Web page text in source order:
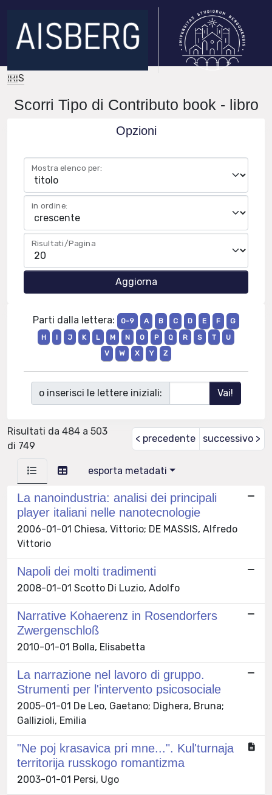
IRIS
Scorri Tipo di Contributo book - libro
Opzioni
Mostra elenco per:
in ordine:
Risultati/Pagina
Parti dalla lettera: 0-9 A B C D E F
G
H
I J K L M N O P Q R S T
U
V
W X Y Z
o inserisci le lettere iniziali:
Risultati da 484 a 503
di 749
< precedente successivo >
esporta metadati
La nanoindustria: analisi dei principali
player italiani nelle nanotecnologie
2006-01-01 Chiesa, Vittorio; DE MASSIS, Alfredo
Vittorio
Napoli dei molti tradimenti
2008-01-01 Scotto Di Luzio, Adolfo
Narrative Kohaerenz in Rosendorfers
Zwergenschloß
2010-01-01 Bolla, Elisabetta
La narrazione nel lavoro di gruppo.
Strumenti per l'intervento psicosociale
2005-01-01 De Leo, Gaetano; Dighera, Bruna;
Gallizioli, Emilia
"Ne poj krasavica pri mne...". Kul'turnaja
territorija russkogo romantizma
2003-01-01 Persi, Ugo